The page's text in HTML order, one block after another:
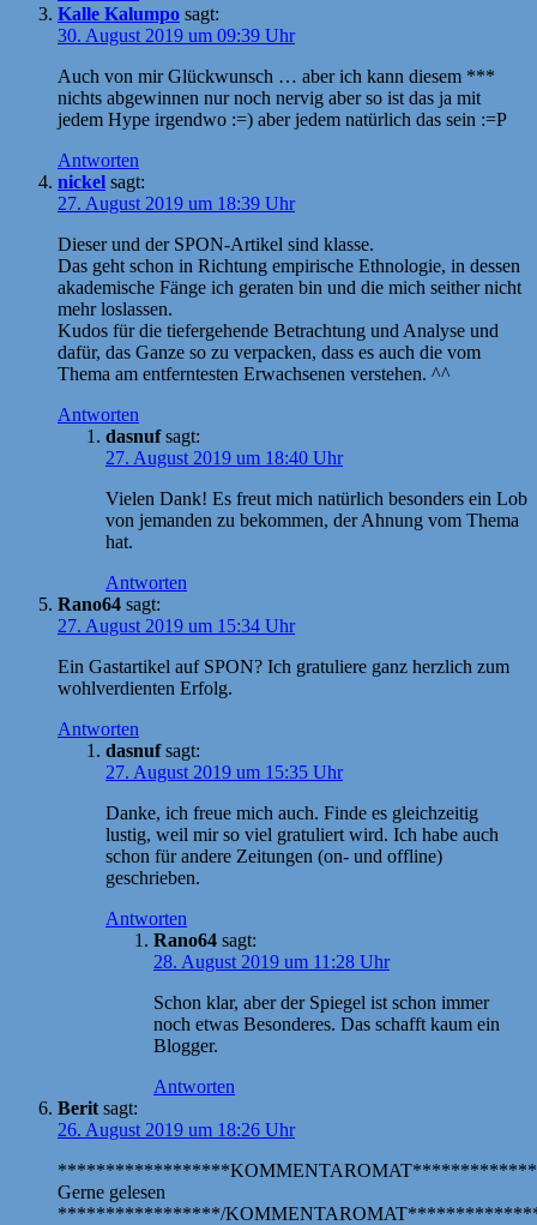
Kalle Kalumpo sagt:
30. August 2019 um 09:39 Uhr
Auch von mir Glückwunsch … aber ich kann diesem ***
nichts abgewinnen nur noch nervig aber so ist das ja mit
jedem Hype irgendwo :=) aber jedem natürlich das sein :=P
Antworten
nickel sagt:
27. August 2019 um 18:39 Uhr
Dieser und der SPON-Artikel sind klasse.
Das geht schon in Richtung empirische Ethnologie, in dessen
akademische Fänge ich geraten bin und die mich seither nicht
mehr loslassen.
Kudos für die tiefergehende Betrachtung und Analyse und
dafür, das Ganze so zu verpacken, dass es auch die vom
Thema am entferntesten Erwachsenen verstehen. ^^
Antworten
dasnuf sagt:
27. August 2019 um 18:40 Uhr
Vielen Dank! Es freut mich natürlich besonders ein Lob
von jemanden zu bekommen, der Ahnung vom Thema
hat.
Antworten
Rano64 sagt:
27. August 2019 um 15:34 Uhr
Ein Gastartikel auf SPON? Ich gratuliere ganz herzlich zum
wohlverdienten Erfolg.
Antworten
dasnuf sagt:
27. August 2019 um 15:35 Uhr
Danke, ich freue mich auch. Finde es gleichzeitig
lustig, weil mir so viel gratuliert wird. Ich habe auch
schon für andere Zeitungen (on- und offline)
geschrieben.
Antworten
Rano64 sagt:
28. August 2019 um 11:28 Uhr
Schon klar, aber der Spiegel ist schon immer
noch etwas Besonderes. Das schafft kaum ein
Blogger.
Antworten
Berit sagt:
26. August 2019 um 18:26 Uhr
Gerne gelesen
*****************/